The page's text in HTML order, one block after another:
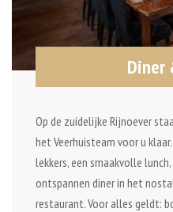
Diner
Op de zuidelijke Rijnoever
het Veerhuisteam voor u
lekkers, een smaakvolle
ontspannen diner in het
restaurant. Voor alles geldt: